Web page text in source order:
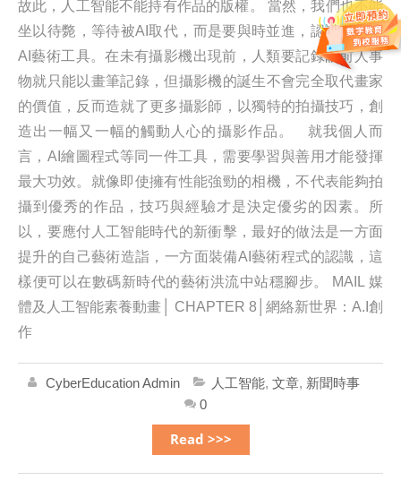
故此，人工智能不能持有作品的版權。 當然，我們也不能
坐以待斃，等待被AI取代，而是要與時並進，認識與善用
AI藝術工具。在未有攝影機出現前，人類要記錄眼前人事
物就只能以畫筆記錄，但攝影機的誕生不會完全取代畫家
的價值，反而造就了更多攝影師，以獨特的拍攝技巧，創
造出一幅又一幅的觸動人心的攝影作品。 就我個人而
言，AI繪圖程式等同一件工具，需要學習與善用才能發揮
最大功效。就像即使擁有性能強勁的相機，不代表能夠拍
攝到優秀的作品，技巧與經驗才是決定優劣的因素。所
以，要應付人工智能時代的新衝擊，最好的做法是一方面
提升的自己藝術造詣，一方面裝備AI藝術程式的認識，這
樣便可以在數碼新時代的藝術洪流中站穩腳步。 MAIL 媒
體及人工智能素養動畫│ CHAPTER 8│網絡新世界：A.I創
作
CyberEducation Admin 人工智能, 文章, 新聞時事
0
Read >>>